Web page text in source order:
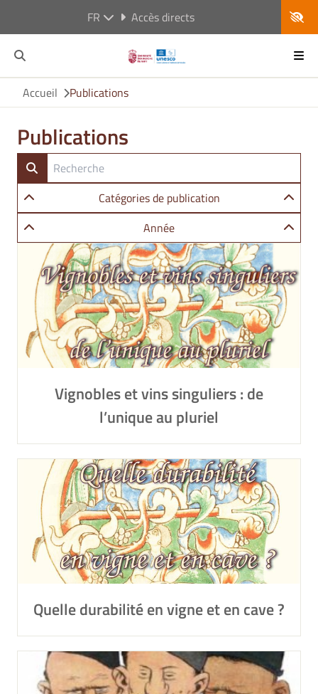
FR Accès directs
Accueil Publications
Publications
Catégories de publication
Année
Vignobles et vins singuliers : de
l’unique au pluriel
Quelle durabilité en vigne et en cave ?